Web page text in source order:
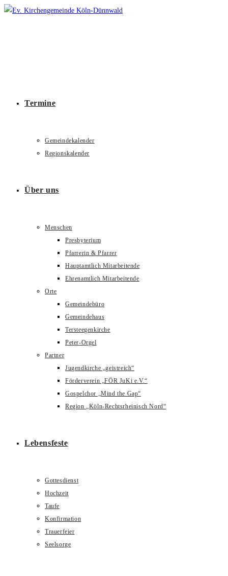
Zum
Termine
Gemeindekalender
Regionskalender
Über uns
Menschen
Presbyterium
Pfarrerin & Pfarrer
Hauptamtlich Mitarbeitende
Ehrenamtlich Mitarbeitende
Orte
Gemeindebüro
Gemeindehaus
Tersteegenkirche
Peter-Orgel
Partner
Jugendkirche „geistreich“
Förderverein „FÖR JuKi e.V.“
Gospelchor „Mind the Gap“
Region „Köln-Rechtsrheinisch Nord“
Lebensfeste
Gottesdienst
Hochzeit
Taufe
Konfirmation
Trauerfeier
Seelsorge